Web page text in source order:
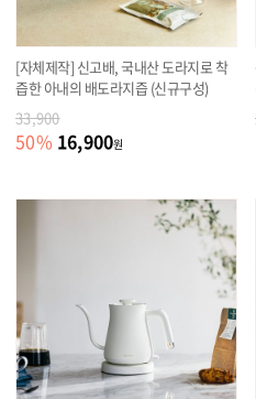
[자체제작] 신고배, 국내산 도라지로 착
즙한 아내의 배도라지즙 (신규구성)
33,900
50% 16,900원